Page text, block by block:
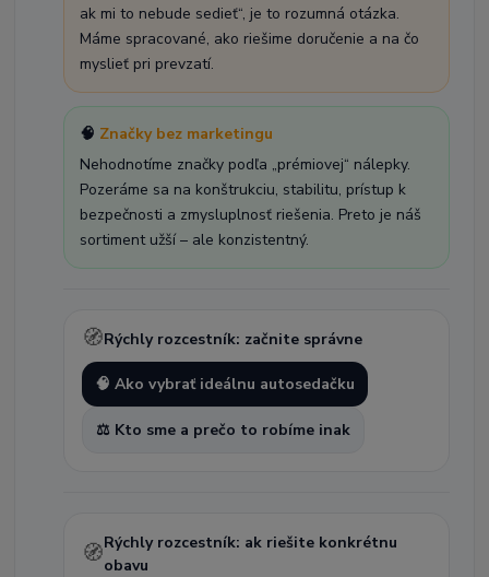
ak mi to nebude sedieť“, je to rozumná otázka.
Máme spracované, ako riešime doručenie a na čo
myslieť pri prevzatí.
🧠 Značky bez marketingu
Nehodnotíme značky podľa „prémiovej“ nálepky.
Pozeráme sa na konštrukciu, stabilitu, prístup k
bezpečnosti a zmysluplnosť riešenia. Preto je náš
sortiment užší – ale konzistentný.
🧭Rýchly rozcestník: začnite správne
🧠 Ako vybrať ideálnu autosedačku
⚖️ Kto sme a prečo to robíme inak
🧭Rýchly rozcestník: ak riešite konkrétnu
obavu